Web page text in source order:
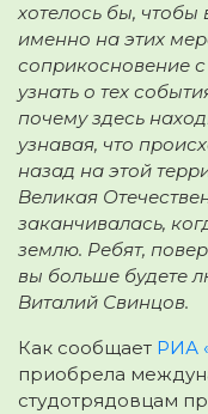
хотелось бы,
именно на этих
соприкосновение
узнать о тех
почему здесь
узнавая, что
назад на этой
Великая
заканчивалась,
землю. Ребят,
вы больше будете
Виталий Свинцов.
Как сообщает РИА
приобрела
студотрядовцам